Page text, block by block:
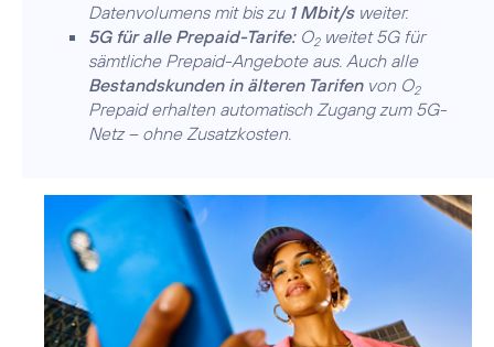
Datenvolumens mit bis zu 1 Mbit/sweiter.
5G für alle Prepaid-Tarife:O2weitet 5G für
sämtliche Prepaid-Angebote aus. Auch alle
Bestandskunden in älteren Tarifenvon O2
Prepaid erhalten automatisch Zugang zum 5G-
Netz – ohne Zusatzkosten.